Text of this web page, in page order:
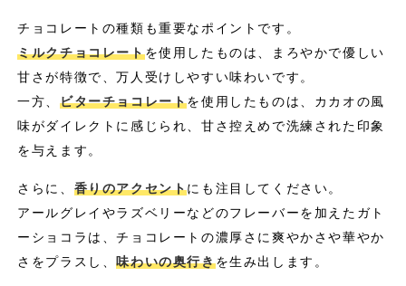
チョコレートの種類も重要なポイントです。
ミルクチョコレートを使用したものは、まろやかで優しい
甘さが特徴で、万人受けしやすい味わいです。
一方、 ビターチョコレートを使用したものは、カカオの風
味がダイレクトに感じられ、甘さ控えめで洗練された印象
を与えます。
さらに、 香りのアクセントにも注目してください。
アールグレイやラズベリーなどのフレーバーを加えたガト
ーショコラは、チョコレートの濃厚さに爽やかさや華やか
さをプラスし、味わいの奥行きを生み出します。